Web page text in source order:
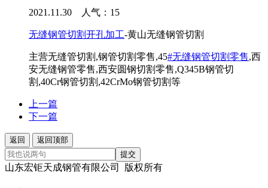
2021.11.30 人气： 15
无缝钢管切割开孔加工-黄山无缝钢管切割
主营无缝管切割,钢管切割零售,45#无缝钢管切割零售,西
安无缝钢管零售,西安圆钢切割零售,Q345B钢管切
割,40Cr钢管切割,42CrMo钢管切割等
上一篇
下一篇
返回
返回顶部
提交
山东宏钜天成钢管有限公司 版权所有